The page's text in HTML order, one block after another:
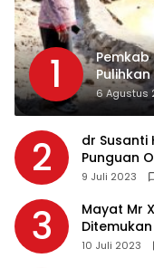
1
Pasca
6 Agustus
2
dr Susanti
Punguan
Dohot
9 Juli 2023
3
Mayat Mr
10 Juli 2023